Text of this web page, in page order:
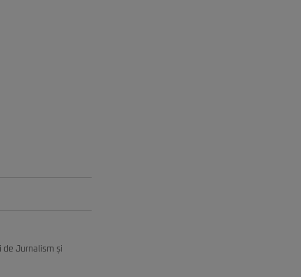
de Jurnalism și